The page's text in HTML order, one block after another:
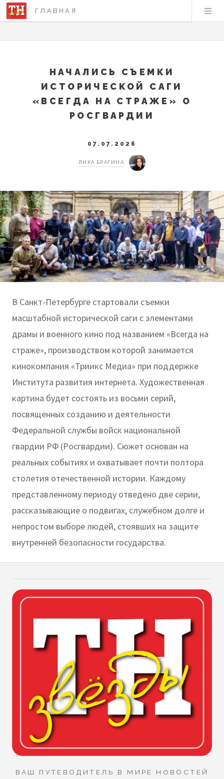
ГЛАВНАЯ
НАЧАЛИСЬ СЪЕМКИ
ИСТОРИЧЕСКОЙ САГИ
«ВСЕГДА НА СТРАЖЕ» О
РОСГВАРДИИ
07.07.2026
ЛИКА БРАГИНА
В Санкт-Петербурге стартовали съемки
масштабной исторической саги с элементами
драмы и военного кино под названием «Всегда на
страже», производством которой занимается
кинокомпания «Триикс Медиа» при поддержке
Института развития интернета. Художественная
картина будет состоять из восьми серий,
посвященных созданию и деятельности
Федеральной службы войск национальной
гвардии РФ (Росгвардии). Сюжет основан на
реальных событиях и охватывает почти полтора
столетия отечественной истории. Каждому
представленному периоду отведено две серии,
рассказывающие о подвигах, служебном долге и
непростом выборе людей, стоявших на защите
внутренней безопасности государства.
ВАШ ПУТЕВОДИТЕЛЬ В МИРЕ НОВОСТЕЙ